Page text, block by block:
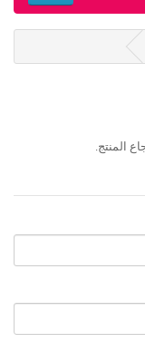
المنتج.